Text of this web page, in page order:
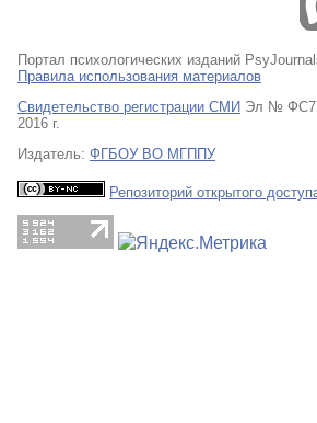
Портал психологических изданий
Правила использования материалов
Свидетельство регистрации СМИ Эл №
2016 г.
Издатель: ФГБОУ ВО МГППУ
Репозиторий открытого